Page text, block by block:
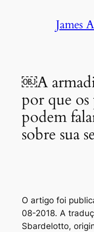
James
￼A
por que os
podem
sobre sua
O artigo foi
08-2018. A
Sbardelotto,